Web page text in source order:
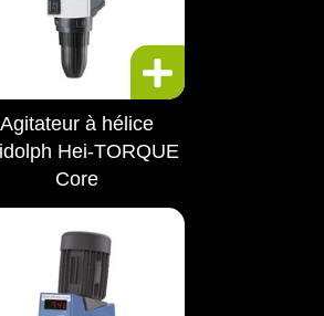
Agitateur à hélice
Hei-TORQUE
Core